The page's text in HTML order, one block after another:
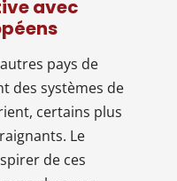
avec
pays de
des systèmes de
certains plus
Le
de ces